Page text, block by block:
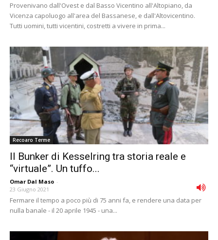
Provenivano dall'Ovest e dal Basso Vicentino all'Altopiano, da
Vicenza capoluogo all'area del Bassanese, e dall'Altovicentino.
Tutti uomini, tutti vicentini, costretti a vivere in prima...
Recoaro Terme
Il Bunker di Kesselring tra storia reale e
“virtuale”. Un tuffo...
Omar Dal Maso -
23 Giugno 2021
Fermare il tempo a poco più di 75 anni fa, e rendere una data per
nulla banale - il 20 aprile 1945 - una...